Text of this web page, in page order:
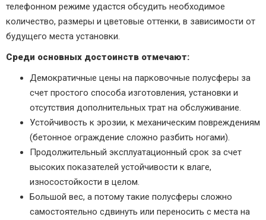
телефонном режиме удастся обсудить необходимое
количество, размеры и цветовые оттенки, в зависимости от
будущего места установки.
Среди основных достоинств отмечают:
Демократичные цены на парковочные полусферы за
счет простого способа изготовления, установки и
отсутствия дополнительных трат на обслуживание.
Устойчивость к эрозии, к механическим повреждениям
(бетонное ограждение сложно разбить ногами).
Продолжительный эксплуатационный срок за счет
высоких показателей устойчивости к влаге,
износостойкости в целом.
Большой вес, а потому такие полусферы сложно
самостоятельно сдвинуть или переносить с места на